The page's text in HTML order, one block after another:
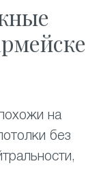
на
без